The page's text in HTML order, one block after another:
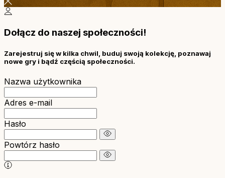
Dołącz do naszej społeczności!
Zarejestruj się w kilka chwil, buduj swoją kolekcję, poznawaj
nowe gry i bądź częścią społeczności.
Nazwa użytkownika
Adres e-mail
Hasło
Powtórz hasło